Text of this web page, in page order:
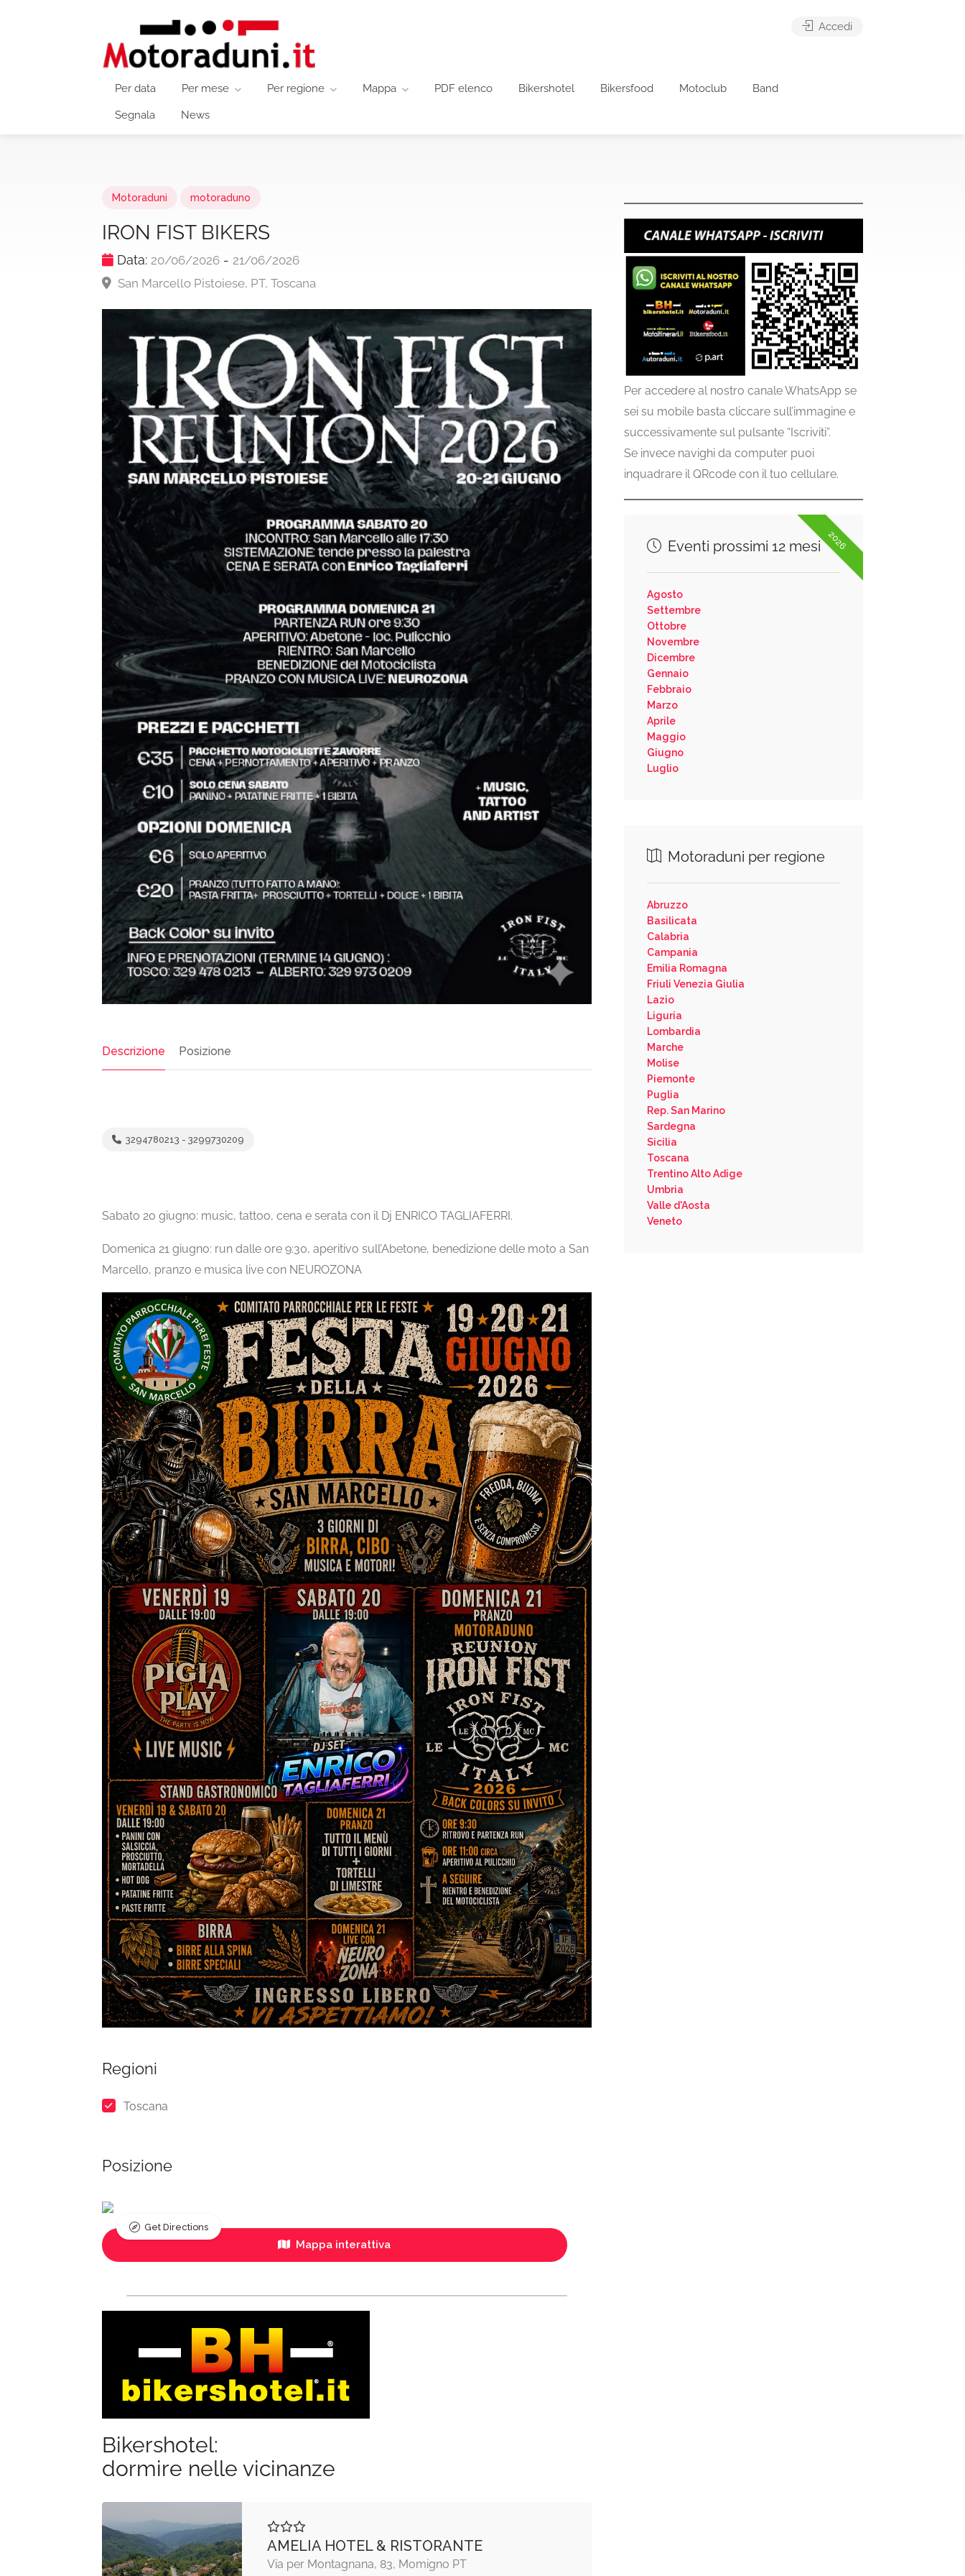
Per data Per mese Per regione Mappa PDF elenco Bikershotel Bikersfood Motoclub Band
Segnala News
Accedi
Motoraduni motoraduno
IRON FIST BIKERS
Data: 20/06/2026 - 21/06/2026
San Marcello Pistoiese, PT, Toscana
Descrizione Posizione
3294780213 - 3299730209
Sabato 20 giugno: music, tattoo, cena e serata con il Dj ENRICO TAGLIAFERRI.
Domenica 21 giugno: run dalle ore 9:30, aperitivo sull’Abetone, benedizione delle moto a San
Marcello, pranzo e musica live con NEUROZONA
Regioni
Toscana
Posizione
Mappa interattiva
Get Directions
Bikershotel:
dormire nelle vicinanze
AMELIA HOTEL & RISTORANTE
Via per Montagnana, 83, Momigno PT
Per accedere al nostro canale WhatsApp se
sei su mobile basta cliccare sull’immagine e
successivamente sul pulsante “Iscriviti”.
Se invece navighi da computer puoi
inquadrare il QRcode con il tuo cellulare.
2026
Eventi prossimi 12 mesi
Agosto
Settembre
Ottobre
Novembre
Dicembre
Gennaio
Febbraio
Marzo
Aprile
Maggio
Giugno
Luglio
Motoraduni per regione
Abruzzo
Basilicata
Calabria
Campania
Emilia Romagna
Friuli Venezia Giulia
Lazio
Liguria
Lombardia
Marche
Molise
Piemonte
Puglia
Rep. San Marino
Sardegna
Sicilia
Toscana
Trentino Alto Adige
Umbria
Valle d'Aosta
Veneto